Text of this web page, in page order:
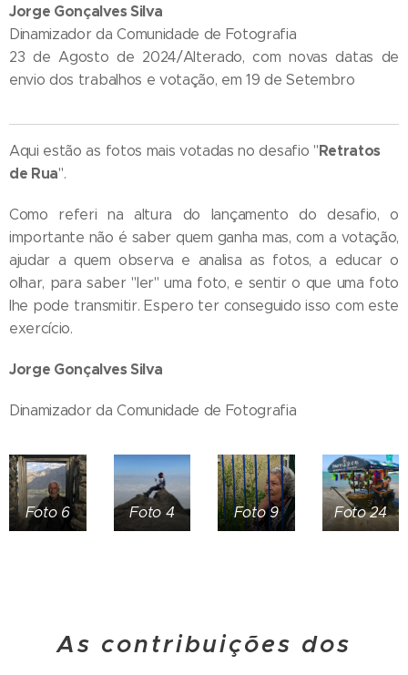
Jorge Gonçalves Silva
Dinamizador da Comunidade de Fotografia
23 de Agosto de 2024/Alterado, com novas datas de
envio dos trabalhos e votação, em 19 de Setembro
Aqui estão as fotos mais votadas no desafio "Retratos
de Rua".
Como referi na altura do lançamento do desafio, o
importante não é saber quem ganha mas, com a votação,
ajudar a quem observa e analisa as fotos, a educar o
olhar, para saber "ler" uma foto, e sentir o que uma foto
lhe pode transmitir. Espero ter conseguido isso com este
exercício.
Jorge Gonçalves Silva
Dinamizador da Comunidade de Fotografia
Foto 6 Foto 4 Foto 9 Foto 24
As contribuições dos